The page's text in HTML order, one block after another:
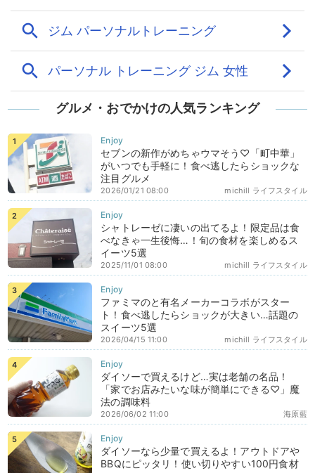
グルメ・おでかけの人気ランキング
セブンの新作がめちゃウマそう♡「町中華」
がいつでも手軽に！食べ逃したらショックな
注目グルメ
michill ライフスタイル
2026/01/21 08:00
シャトレーゼに凄いの出てるよ！限定品は食
べなきゃ一生後悔…！旬の食材を楽しめるス
イーツ5選
michill ライフスタイル
2025/11/01 08:00
ファミマのと有名メーカーコラボがスター
ト！食べ逃したらショックが大きい…話題の
スイーツ5選
michill ライフスタイル
2026/04/15 11:00
ダイソーで買えるけど…実は老舗の名品！
「家でお店みたいな味が簡単にできる♡」魔
法の調味料
海原藍
2026/06/02 11:00
ダイソーなら少量で買えるよ！アウトドアや
BBQにピッタリ！使い切りやすい100円食材